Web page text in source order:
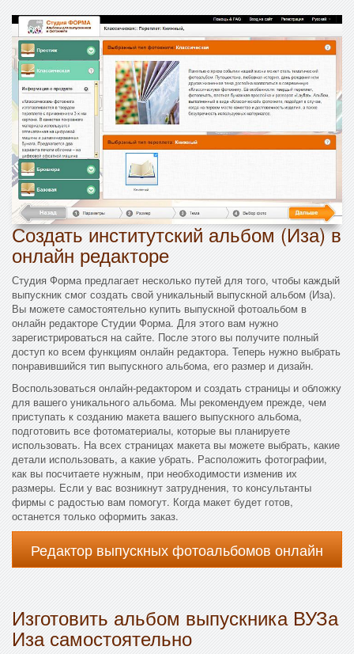
Создать институтский альбом (Иза) в
онлайн редакторе
Студия Форма предлагает несколько путей для того, чтобы каждый
выпускник смог создать свой уникальный выпускной альбом (Иза).
Вы можете самостоятельно купить выпускной фотоальбом в
онлайн редакторе Студии Форма. Для этого вам нужно
зарегистрироваться на сайте. После этого вы получите полный
доступ ко всем функциям онлайн редактора. Теперь нужно выбрать
понравившийся тип выпускного альбома, его размер и дизайн.
Воспользоваться онлайн-редактором и создать страницы и обложку
для вашего уникального альбома. Мы рекомендуем прежде, чем
приступать к созданию макета вашего выпускного альбома,
подготовить все фотоматериалы, которые вы планируете
использовать. На всех страницах макета вы можете выбрать, какие
детали использовать, а какие убрать. Расположить фотографии,
как вы посчитаете нужным, при необходимости изменив их
размеры. Если у вас возникнут затруднения, то консультанты
фирмы с радостью вам помогут. Когда макет будет готов,
останется только оформить заказ.
Редактор выпускных фотоальбомов онлайн
Изготовить альбом выпускника ВУЗа
Иза самостоятельно